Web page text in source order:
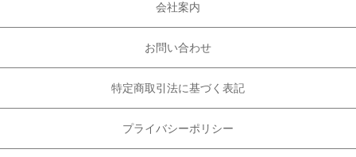
会社案内
お問い合わせ
特定商取引法に基づく表記
プライバシーポリシー